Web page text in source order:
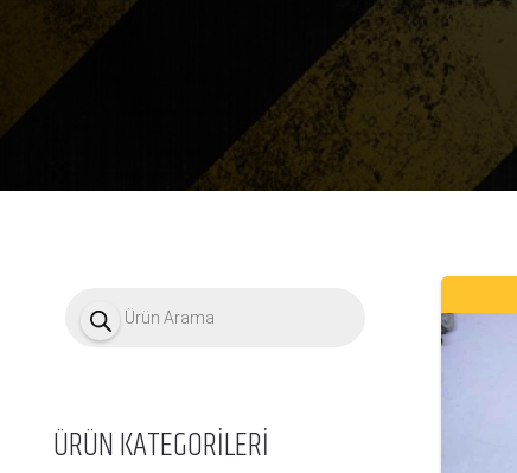
t
s
ÜRÜN KATEGORİLERİ